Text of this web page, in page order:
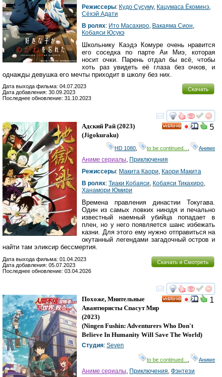
Режиссеры: Кудо Сусуму, Кацумаса Ёкоминэ
Сёхэй Адати
В ролях: Ито Масахиро Вакаяма Сион
Кобаяси Юсукэ
Школьнику Каэдэ Комуре очень нравится
его соседка по парте Аи Миэ, которая
носит очки. Парень отдал бы всё, чтобы
хоть раз увидеть её глаза без очков, и
однажды девушка его мечты приходит в школу без них.
Скачать
Дата выхода фильма: 04.07.2023
Дата добавления: 30.09.2023
Последнее обновление: 31.10.2023
смотреть
5
Адский Рай (2023)
(Jigokuraku)
HD 1080, to be continued..., Аниме
Аниме сериалы, Приключения
Режиссеры: Макита Каори, Каори Макита
В ролях: Тиаки Кобаяси, Кобаяси Тикахиро,
Ханамори Юмири
Времена правления династии Токугава.
Один из самых ловких нинздя и печально
известный наемный убийца попадает в
плен, но у него появляется шанс избежать
казни. Для этого ему нужно отправиться на
окутанный легендами загадочный остров и
найти там эликсир бессмертия.
Скачать и Смотреть
Дата выхода фильма: 01.04.2023
Дата добавления: 05.07.2023
Последнее обновление: 03.04.2026
смотреть
1
Похоже, Мнительные
Авантюристы Спасут Мир
(2023)
(Ningen Fushin: Adventurers Who Don't
Believe In Humanity Will Save The World)
Студия: Seven
to be continued... Аниме
Аниме сериалы, Приключения, Фэнтези